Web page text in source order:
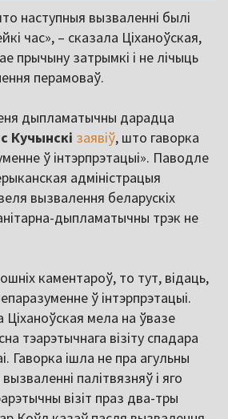
наступныя вызваленні былі
час», – сказала Ціханоўская,
прычыну затрымкі і не лічыць
перамоваў.
дыпламатычны дарадца
Кучынскі заявіў, што гаворка
ў інтэрпрэтацыі». Паводле
адміністрацыя
вызвалення беларускіх
дыпламатычны трэк не
каментароў, то тут, відаць,
ў інтэрпрэтацыі.
Ціханоўская мела на ўвазе
тэарэтычнага візіту спадара
Гаворка ішла не пра агульны
палітвязняў і яго
візіт праз два-тры